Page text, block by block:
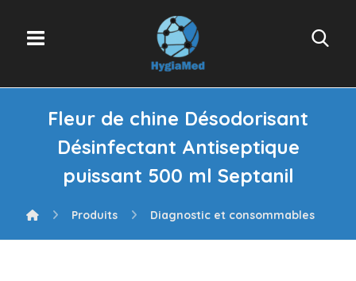
Fleur de chine Désodorisant
Désinfectant Antiseptique
puissant 500 ml Septanil
Produits Diagnostic et consommables